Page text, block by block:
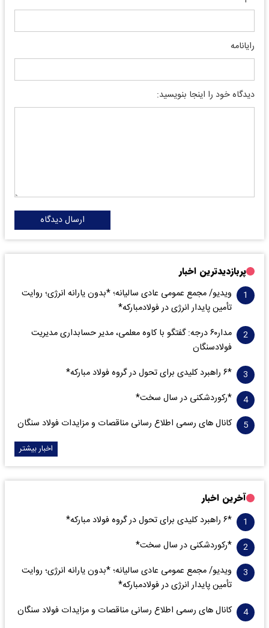
رایانامه
دیدگاه خود را اینجا بنویسید:
ارسال دیدگاه
پربازدیدترین اخبار
ویدیو/ مجمع عمومی عادی سالیانه؛ *بدون یارانه انرژی؛ روایت
تأمین پایدار انرژی در فولادمبارکه*
مدار‌۶٠ درجه: گفتگو با کاوه معلمی، مدیر حسابداری مدیریت
فولادسنگان
*۶ راهبرد کلیدی برای تحول در گروه فولاد مبارکه*
*رکوردشکنی در سال سخت*
کانال های رسمی اطلاع رسانی مناقصات و مزایدات فولاد سنگان
اخبار بیشتر
آخرین اخبار
*۶ راهبرد کلیدی برای تحول در گروه فولاد مبارکه*
*رکوردشکنی در سال سخت*
ویدیو/ مجمع عمومی عادی سالیانه؛ *بدون یارانه انرژی؛ روایت
تأمین پایدار انرژی در فولادمبارکه*
کانال های رسمی اطلاع رسانی مناقصات و مزایدات فولاد سنگان